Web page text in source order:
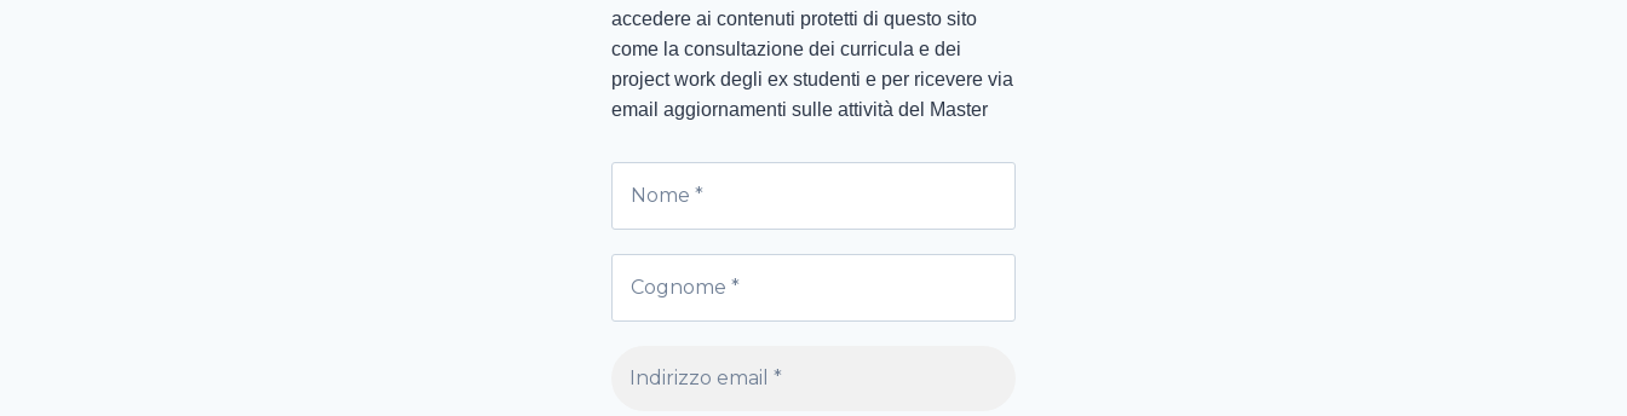
accedere ai contenuti protetti di questo sito
come la consultazione dei curricula e dei
project work degli ex studenti e per ricevere via
email aggiornamenti sulle attività del Master